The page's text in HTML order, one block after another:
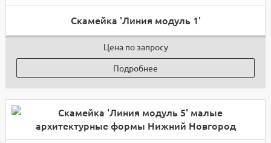
Скамейка 'Линия модуль 1'
Цена по запросу
Подробнее